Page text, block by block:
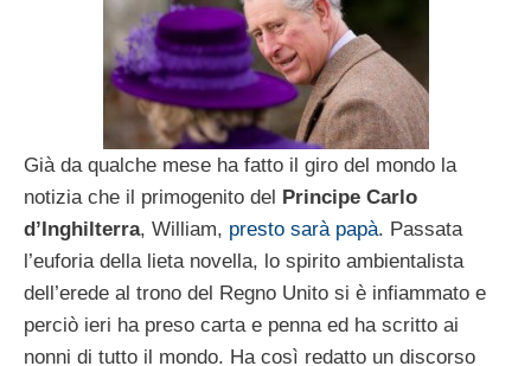
Già da qualche mese ha fatto il giro del mondo la
notizia che il primogenito del Principe Carlo
d’Inghilterra, William, presto sarà papà. Passata
l’euforia della lieta novella, lo spirito ambientalista
dell’erede al trono del Regno Unito si è infiammato e
perciò ieri ha preso carta e penna ed ha scritto ai
nonni di tutto il mondo. Ha così redatto un discorso